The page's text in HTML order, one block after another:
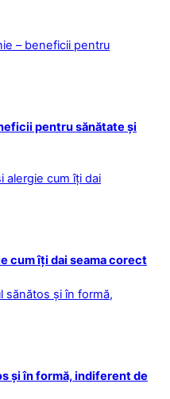
pentru sănătate și
cum îți dai seama corect
și în formă, indiferent de